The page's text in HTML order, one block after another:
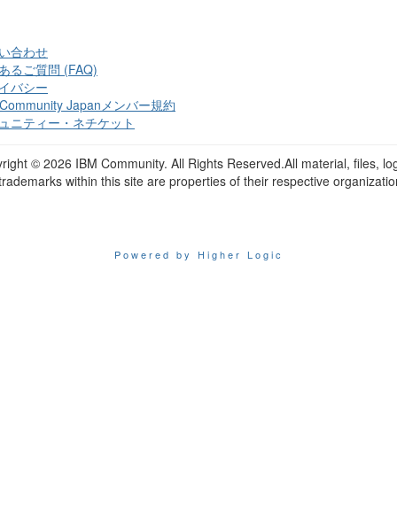
合わせ
るご質問 (FAQ)
バシー
Japanメンバー規約
ニティー・ネチケット
© 2026 IBM Community. All Rights Reserved.All material, files,
within this site are properties of their respective
Powered by Higher Logic